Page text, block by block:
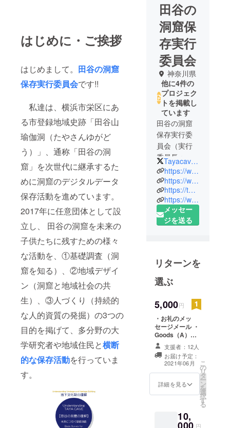
はじめに・ご挨拶
はじめまして。 田谷の洞窟
保存実行委員会です!!
私達は、横浜市栄区にあ
る市登録地域史跡「田谷山
瑜伽洞（たやさんゆがど
う）」、通称「田谷の洞
窟」を次世代に継承するた
めに洞窟のデジタルデータ
保存活動を進めています。
2017年に任意団体として設
立し、 田谷の洞窟を未来の
子供たちに残すための様々
な活動を、①基礎調査（洞
窟を知る）、②地域デザイ
ン（洞窟と地域社会の共
生）、③人づくり（持続的
な人的資質の発掘）の3つの
目的を掲げて、多分野の大
学研究者や地域住民と横断
的な保存活動を行っていま
す。
田谷の
洞窟保
存実行
委員会
神奈川県
他に4件の
プロジェク
トを掲載し
ています
田谷の洞窟
保存実行委
員会（実行
委員長：田
村裕彦）
は、横浜市
栄区田谷町
にある横浜
市登録史跡
の「田谷の
山瑜伽洞(ゆ
がどう)）を
3Dデジタル
を目指し
て、この洞
窟を管理し
ている真言
宗「定泉
寺」のご公
認のもと、
洞窟保存活
動をしてい
ティアによ
TayacaveEC
https://www.tayacave.com/
https://www.facebook.com/tayanodoukutsuhozonkai
https://twitter.com/TayacaveEC
https://www.instagram.com/taya_cave/
メッセー
ジを送る
リターンを
選ぶ
5,000円
・お礼のメッ
セージメール ・
Goods（A）洞
内イラストガイ
ドカード
支援者：12人
お届け予定：
2021年06月
詳細を見る
こ
の
リ
タ
ー
ン
を
選
択
す
る
10,
円